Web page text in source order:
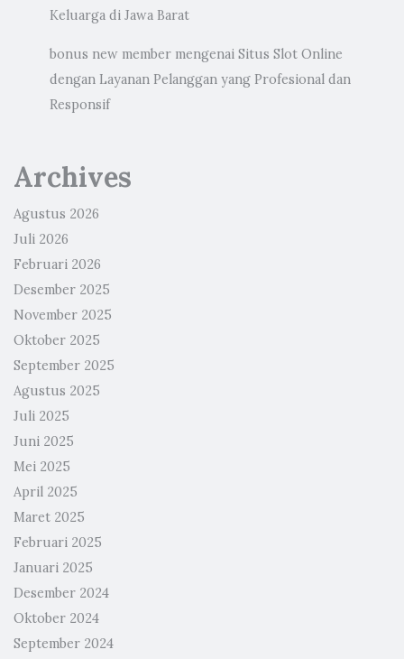
Keluarga di Jawa Barat
bonus new member mengenai Situs Slot Online
dengan Layanan Pelanggan yang Profesional dan
Responsif
Archives
Agustus 2026
Juli 2026
Februari 2026
Desember 2025
November 2025
Oktober 2025
September 2025
Agustus 2025
Juli 2025
Juni 2025
Mei 2025
April 2025
Maret 2025
Februari 2025
Januari 2025
Desember 2024
Oktober 2024
September 2024